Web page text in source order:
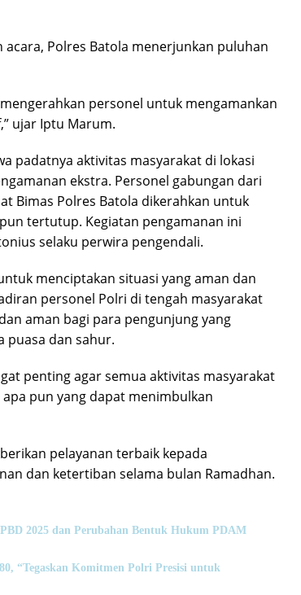
Polres Batola menerjunkan puluhan
personel untuk mengamankan
ujar Iptu Marum.
padatnya aktivitas masyarakat di lokasi
ekstra. Personel gabungan dari
Bimas Polres Batola dikerahkan untuk
tertutup. Kegiatan pengamanan ini
selaku perwira pengendali.
menciptakan situasi yang aman dan
personel Polri di tengah masyarakat
aman bagi para pengunjung yang
puasa dan sahur.
penting agar semua aktivitas masyarakat
pun yang dapat menimbulkan
pelayanan terbaik kepada
dan ketertiban selama bulan Ramadhan.
2025 dan Perubahan Bentuk Hukum PDAM
“Tegaskan Komitmen Polri Presisi untuk